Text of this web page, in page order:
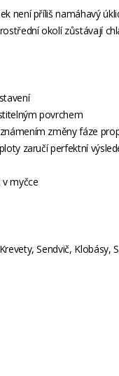
není příliš namáhavý
okolí zůstávají
povrchem
změny fáze
zaručí perfektní
myčce
Sendvič, Klobásy,